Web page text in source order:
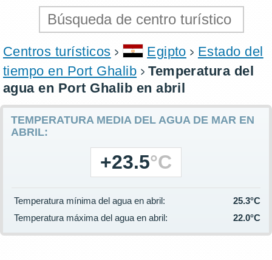
Centros turísticos Egipto
Estado del
tiempo en Port Ghalib
Temperatura del
agua en Port Ghalib en abril
TEMPERATURA MEDIA DEL AGUA DE MAR EN
ABRIL:
+23.5°C
Temperatura mínima del agua en abril:
25.3°C
Temperatura máxima del agua en abril:
22.0°C